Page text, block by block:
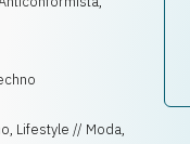
Lifestyle // Moda,